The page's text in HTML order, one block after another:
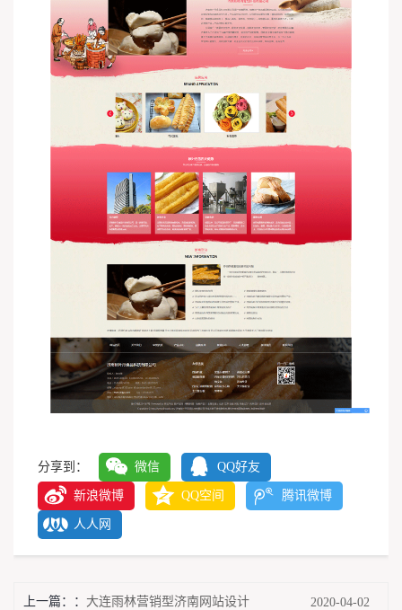
分享到： 微信 QQ好友
新浪微博 QQ空间 腾讯微博
人人网
上一篇： 大连雨林营销型济南网站设计 2020-04-02